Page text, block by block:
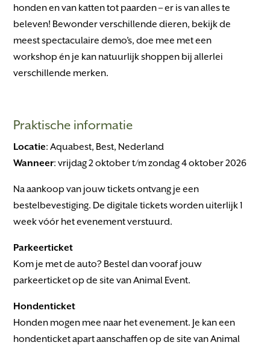
honden en van katten tot paarden – er is van alles te
beleven! Bewonder verschillende dieren, bekijk de
meest spectaculaire demo’s, doe mee met een
workshop én je kan natuurlijk shoppen bij allerlei
verschillende merken.
Praktische informatie
Locatie: Aquabest, Best, Nederland
Wanneer: vrijdag 2 oktober t/m zondag 4 oktober 2026
Na aankoop van jouw tickets ontvang je een
bestelbevestiging. De digitale tickets worden uiterlijk 1
week vóór het evenement verstuurd.
Parkeerticket
Kom je met de auto? Bestel dan vooraf jouw
parkeerticket op de site vanAnimal Event.
Hondenticket
Honden mogen mee naar het evenement. Je kan een
hondenticket apart aanschaffen op de site vanAnimal